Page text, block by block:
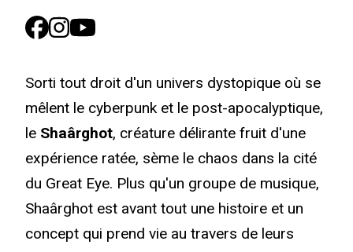
Sorti tout droit d'un univers dystopique où se
mêlent le cyberpunk et le post-apocalyptique,
le Shaârghot, créature délirante fruit d'une
expérience ratée, sème le chaos dans la cité
du Great Eye. Plus qu'un groupe de musique,
Shaârghot est avant tout une histoire et un
concept qui prend vie au travers de leurs